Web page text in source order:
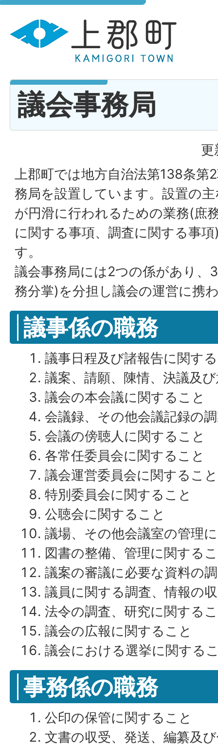
議会事務局
更
上郡町では地方自治法第138条第
務局を設置しています。設置の
が円滑に行われるための業務(庶
に関する事項、調査に関する事
す。
議会事務局には2つの係があり、
務分掌)を分担し議会の運営に携
議事係の職務
議事日程及び諸報告に関す
議案、請願、陳情、決議及
議会の本会議に関すること
会議録、その他会議記録の
会議の傍聴人に関すること
各常任委員会に関すること
議会運営委員会に関すること
特別委員会に関すること
公聴会に関すること
議場、その他会議室の管理
図書の整備、管理に関する
議案の審議に必要な資料の
議員に関する調査、情報の
法令の調査、研究に関する
議会の広報に関すること
議会における選挙に関する
事務係の職務
公印の保管に関すること
文書の収受、発送、編纂及